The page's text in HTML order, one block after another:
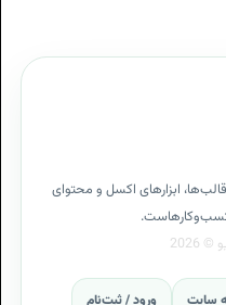
ابزارهای اکسل و محتوای
کسب‌وکارهاست.
سایت ورود / ثبت‌نام